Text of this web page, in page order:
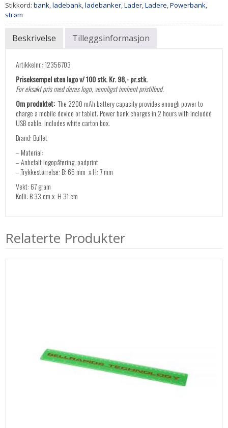
Stikkord: bank,ladebank,ladebanker,Lader,Ladere,Powerbank,
strøm
Beskrivelse Tilleggsinformasjon
Artikkelnr.: 12356703
Priseksempel uten logo v/ 100 stk. Kr. 98,- pr.stk.
For eksakt pris med deres logo, vennligst innhent pristilbud.
Om produktet: The 2200 mAh battery capacity provides enough power to
charge a mobile device or tablet. Power bank charges in 2 hours with included
USB cable. Includes white carton box.
Brand: Bullet
– Material:
– Anbefalt logopåføring: padprint
– Trykkestørrelse: B: 65 mm x H: 7 mm
Vekt: 67 gram
Kolli: B 33 cm x H 31 cm
Relaterte Produkter